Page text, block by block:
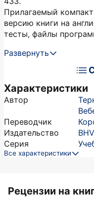
Прилагаемый
версию книги на
тесты, файлы
Развернуть
Характеристики
Автор
Переводчик
Издательство
BHV
Серия
Все характеристики
Рецензии на